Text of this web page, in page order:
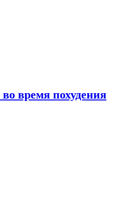
время похудения